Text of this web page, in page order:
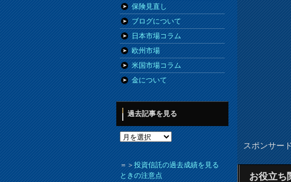
スポンサー
お役立ち
保険見直し
ブログについて
日本市場コラム
欧州市場
米国市場コラム
金について
過去記事を見る
＝＞投資信託の過去成績を見る
ときの注意点